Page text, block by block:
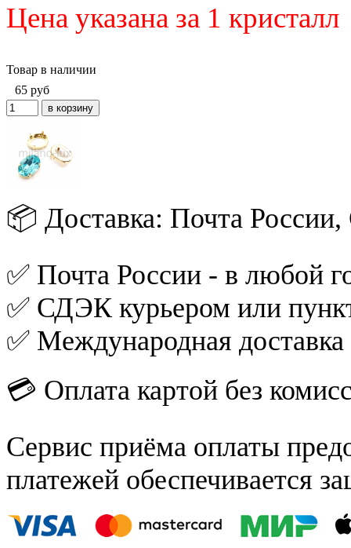
Цена указана за 1 кристалл
Товар в наличии
65 руб
📦 Доставка: Почта
✅ Почта России - в любой
✅ СДЭК курьером или
✅ Международная
💳 Оплата картой без
Сервис приёма оплаты
платежей обеспечивается